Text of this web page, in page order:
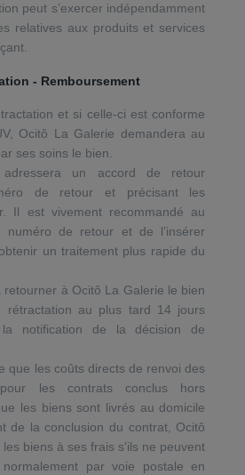
peut s’exercer indépendamment
relatives aux produits et services
- Remboursement
et si celle-ci est conforme
Ocitô La Galerie demandera au
ses soins le bien.
un accord de retour
de retour et précisant les
Il est vivement recommandé au
numéro de retour et de l’insérer
un traitement plus rapide du
retourner à Ocitô La Galerie le bien
rétractation au plus tard 14 jours
la notification de la décision de
que les coûts directs de renvoi des
les contrats conclus hors
les biens sont livrés au domicile
de la conclusion du contrat, Ocitô
biens à ses frais s'ils ne peuvent
par voie postale en